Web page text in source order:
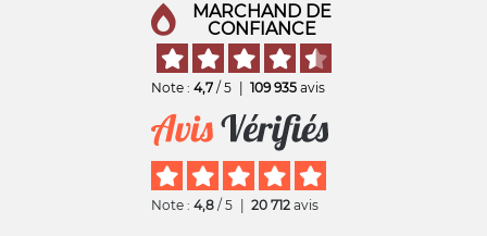
MARCHAND DE
CONFIANCE
Note : 4,7 / 5 109 935 avis
Note : 4,8 / 5 20 712 avis